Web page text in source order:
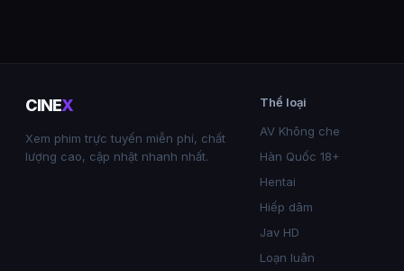
CINEX
Xem phim trực tuyến miễn phí, chất
lượng cao, cập nhật nhanh nhất.
Thể loại
AV Không che
Hàn Quốc 18+
Hentai
Hiếp dâm
Jav HD
Loạn luân